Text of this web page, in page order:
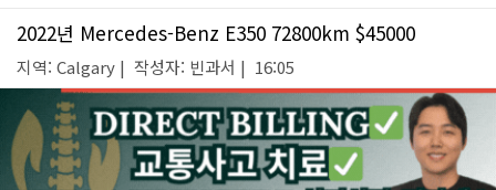
2022년 Mercedes-Benz E350 72800km $45000
지역: Calgary | 작성자: 빈과서 | 16:05